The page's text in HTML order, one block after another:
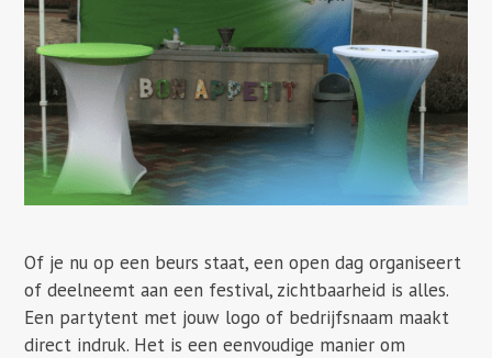
Of je nu op een beurs staat, een open dag organiseert
of deelneemt aan een festival, zichtbaarheid is alles.
Een partytent met jouw logo of bedrijfsnaam maakt
direct indruk. Het is een eenvoudige manier om